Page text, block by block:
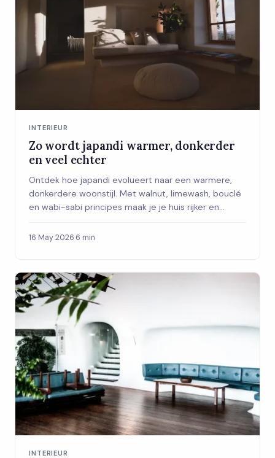
INTERIEUR
Zo wordt japandi warmer, donkerder
en veel echter
Ontdek hoe japandi evolueert naar een warmere,
donkerdere woonstijl. Met walnut, limewash, bouclé
en wabi-sabi principes maak je je huis rijker en
16 May 2026·6 min
INTERIEUR